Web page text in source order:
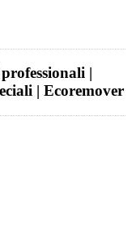
|
| Ecoremover